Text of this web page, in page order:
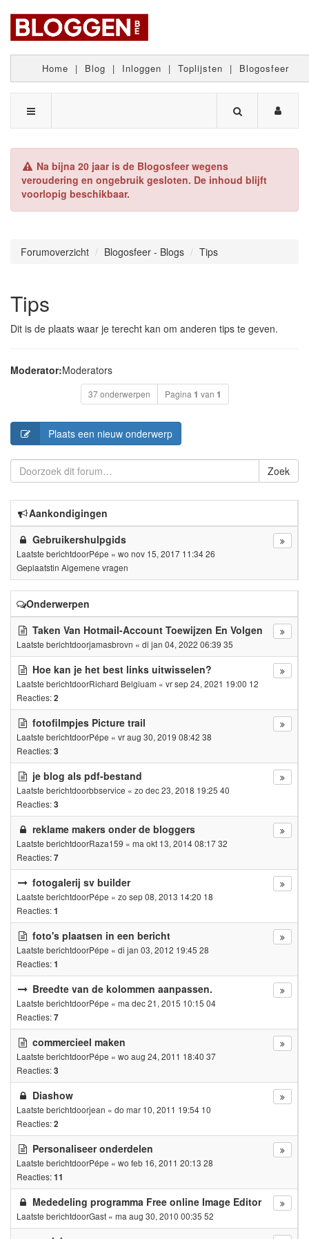
Home | Blog | Inloggen | Toplijsten | Blogosfeer
Na bijna 20 jaar is de Blogosfeer wegens
veroudering en ongebruik gesloten. De inhoud blijft
voorlopig beschikbaar.
Forumoverzicht Blogosfeer - Blogs Tips
Tips
Dit is de plaats waar je terecht kan om anderen tips te geven.
Moderator:Moderators
37 onderwerpen Pagina 1 van 1
Plaats een nieuw onderwerp
Zoek
Aankondigingen
Gebruikershulpgids
Laatste berichtdoorPépe « wo nov 15, 2017 11:34 26
Geplaatstin Algemene vragen
Onderwerpen
Taken Van Hotmail-Account Toewijzen En Volgen
Laatste berichtdoorjamasbrovn « di jan 04, 2022 06:39 35
Hoe kan je het best links uitwisselen?
Laatste berichtdoorRichard Belgiuam « vr sep 24, 2021 19:00 12
Reacties:2
fotofilmpjes Picture trail
Laatste berichtdoorPépe « vr aug 30, 2019 08:42 38
Reacties:3
je blog als pdf-bestand
Laatste berichtdoorbbservice « zo dec 23, 2018 19:25 40
Reacties:3
reklame makers onder de bloggers
Laatste berichtdoorRaza159 « ma okt 13, 2014 08:17 32
Reacties:7
fotogalerij sv builder
Laatste berichtdoorPépe « zo sep 08, 2013 14:20 18
Reacties:1
foto's plaatsen in een bericht
Laatste berichtdoorPépe « di jan 03, 2012 19:45 28
Reacties:1
Breedte van de kolommen aanpassen.
Laatste berichtdoorPépe « ma dec 21, 2015 10:15 04
Reacties:7
commercieel maken
Laatste berichtdoorPépe « wo aug 24, 2011 18:40 37
Reacties:3
Diashow
Laatste berichtdoorjean « do mar 10, 2011 19:54 10
Reacties:2
Personaliseer onderdelen
Laatste berichtdoorPépe « wo feb 16, 2011 20:13 28
Reacties:11
Mededeling programma Free online Image Editor
Laatste berichtdoorGast « ma aug 30, 2010 00:35 52